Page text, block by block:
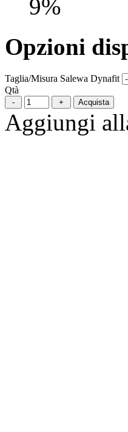
9%
Opzioni
Taglia/Misura Salewa Dynafit
Qtà
Acquista
Aggiungi